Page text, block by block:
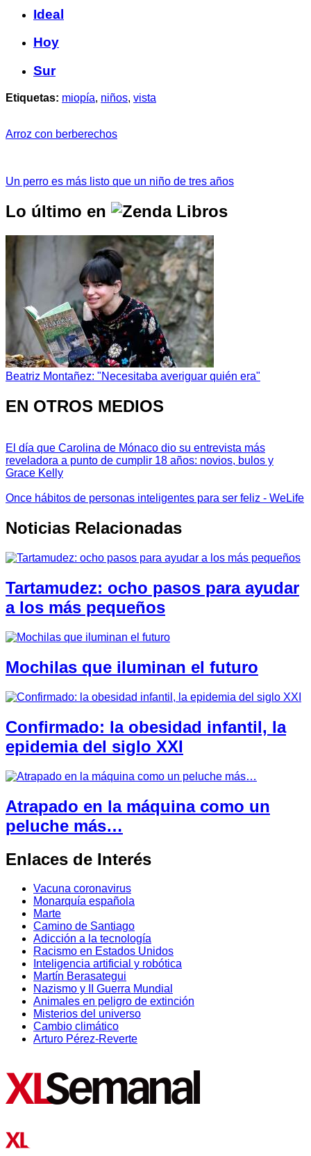
Ideal
Hoy
Sur
Etiquetas: miopía, niños, vista
Arroz con berberechos
Un perro es más listo que un niño de tres años
Lo último en
Beatriz Montañez: "Necesitaba averiguar quién era"
EN OTROS MEDIOS
El día que Carolina de Mónaco dio su entrevista más
reveladora a punto de cumplir 18 años: novios, bulos y
Grace Kelly
Once hábitos de personas inteligentes para ser feliz - WeLife
Noticias Relacionadas
Tartamudez: ocho pasos para ayudar
a los más pequeños
Mochilas que iluminan el futuro
Confirmado: la obesidad infantil, la
epidemia del siglo XXI
Atrapado en la máquina como un
peluche más…
Enlaces de Interés
Vacuna coronavirus
Monarquía española
Marte
Camino de Santiago
Adicción a la tecnología
Racismo en Estados Unidos
Inteligencia artificial y robótica
Martín Berasategui
Nazismo y II Guerra Mundial
Animales en peligro de extinción
Misterios del universo
Cambio climático
Arturo Pérez-Reverte